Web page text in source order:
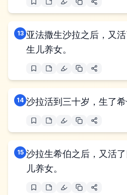
13 亚法撒生沙拉之后，又
生儿养女。
14 沙拉活到三十岁，生了希
15 沙拉生希伯之后，又活
儿养女。